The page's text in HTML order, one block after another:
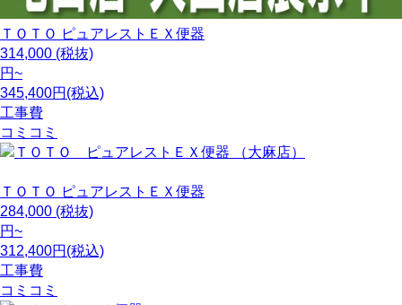
ＴＯＴＯ ピュアレストＥＸ便器
314,000 (税抜)
円~
345,400円(税込)
工事費
コミコミ
ＴＯＴＯ ピュアレストＥＸ便器
284,000 (税抜)
円~
312,400円(税込)
工事費
コミコミ